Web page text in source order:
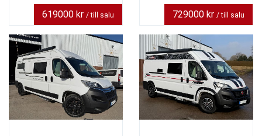
619000 kr / till salu 729000 kr / till salu